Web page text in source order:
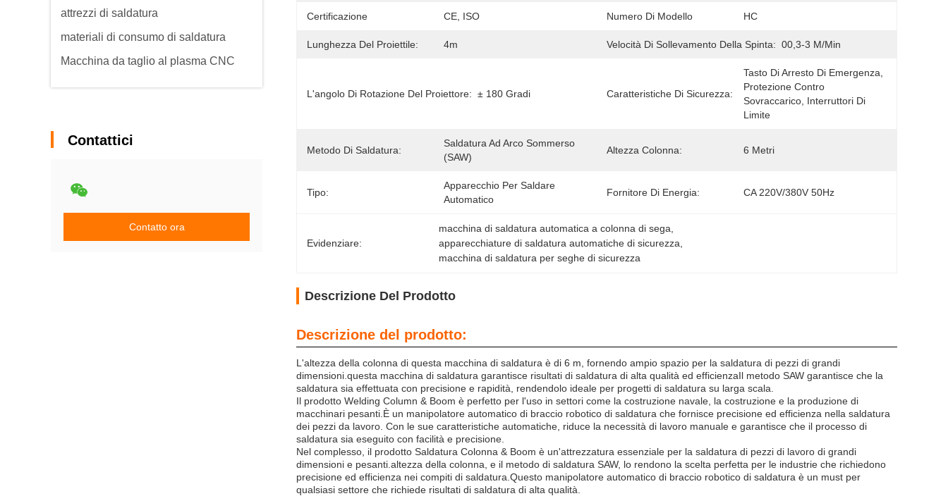
attrezzi di saldatura
materiali di consumo di saldatura
Macchina da taglio al plasma CNC
Contattici
Contatto ora
Certificazione CE, ISO Numero Di Modello HC
Lunghezza Del Proiettile: 4m Velocità Di Sollevamento Della Spinta: 00,3-3 M/min
L'angolo Di Rotazione Del Proiettore: ± 180 Gradi Caratteristiche Di Sicurezza:
Tasto Di Arresto Di Emergenza,
Protezione Contro
Sovraccarico, Interruttori Di
Limite
Metodo Di Saldatura:
Saldatura Ad Arco Sommerso
(SAW)
Altezza Colonna: 6 Metri
Tipo:
Apparecchio Per Saldare
Automatico
Fornitore Di Energia: CA 220V/380V 50Hz
Evidenziare:
macchina di saldatura automatica a colonna di sega
apparecchiature di saldatura automatiche di sicurezza
macchina di saldatura per seghe di sicurezza
Descrizione Del Prodotto
Descrizione del prodotto:
L'altezza della colonna di questa macchina di saldatura è di 6 m, fornendo ampio spazio per la saldatura di pezzi di grandi
dimensioni.questa macchina di saldatura garantisce risultati di saldatura di alta qualità ed efficienzaIl metodo SAW garantisce che la
saldatura sia effettuata con precisione e rapidità, rendendolo ideale per progetti di saldatura su larga scala.
Il prodotto Welding Column & Boom è perfetto per l'uso in settori come la costruzione navale, la costruzione e la produzione di
macchinari pesanti.È un manipolatore automatico di braccio robotico di saldatura che fornisce precisione ed efficienza nella saldatura
dei pezzi da lavoro. Con le sue caratteristiche automatiche, riduce la necessità di lavoro manuale e garantisce che il processo di
saldatura sia eseguito con facilità e precisione.
Nel complesso, il prodotto Saldatura Colonna & Boom è un'attrezzatura essenziale per la saldatura di pezzi di lavoro di grandi
dimensioni e pesanti.altezza della colonna, e il metodo di saldatura SAW, lo rendono la scelta perfetta per le industrie che richiedono
precisione ed efficienza nei compiti di saldatura.Questo manipolatore automatico di braccio robotico di saldatura è un must per
qualsiasi settore che richiede risultati di saldatura di alta qualità.